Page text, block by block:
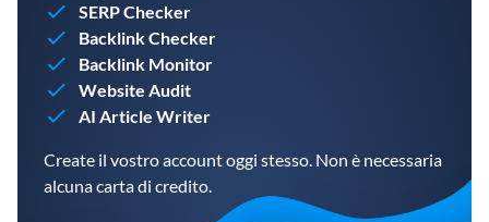
SERP Checker
Backlink Checker
Backlink Monitor
Website Audit
AI Article Writer
Create il vostro account oggi stesso. Non è necessaria
alcuna carta di credito.